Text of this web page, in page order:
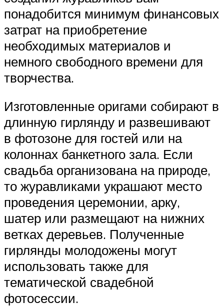
понадобится минимум финансовых
затрат на приобретение
необходимых материалов и
немного свободного времени для
творчества.
Изготовленные оригами собирают в
длинную гирлянду и развешивают
в фотозоне для гостей или на
колоннах банкетного зала. Если
свадьба организована на природе,
то журавликами украшают место
проведения церемонии, арку,
шатер или размещают на нижних
ветках деревьев. Полученные
гирлянды молодожены могут
использовать также для
тематической свадебной
фотосессии.